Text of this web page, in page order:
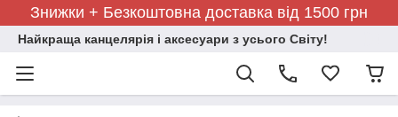
Знижки + Безкоштовна доставка від 1500 грн
Найкраща канцелярія і аксесуари з усього Світу!